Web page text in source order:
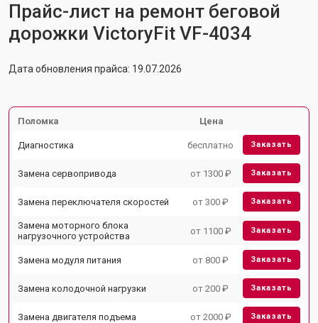
Прайс-лист на ремонт беговой
дорожки VictoryFit VF-4034
Дата обновления прайса: 19.07.2026
Поломка Цена
Диагностика бесплатно Заказать
Замена сервопривода от 1300 ₽ Заказать
Замена переключателя скоростей от 300 ₽ Заказать
Замена моторного блока
нагрузочного устройства
от 1100 ₽ Заказать
Замена модуля питания от 800 ₽ Заказать
Замена колодочной нагрузки от 200 ₽ Заказать
Замена двигателя подъема от 2000 ₽ Заказать